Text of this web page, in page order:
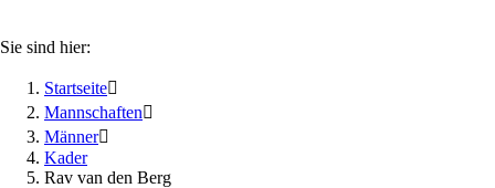
Sie sind hier:
Startseite
Mannschaften
Männer
Kader
Rav van den Berg